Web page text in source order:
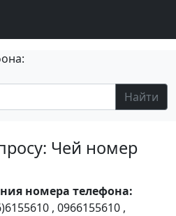
Найти
Чей номер
номера телефона:
, 0966155610 ,